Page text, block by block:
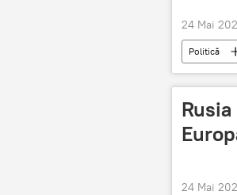
24 Mai
Politică
24 Mai